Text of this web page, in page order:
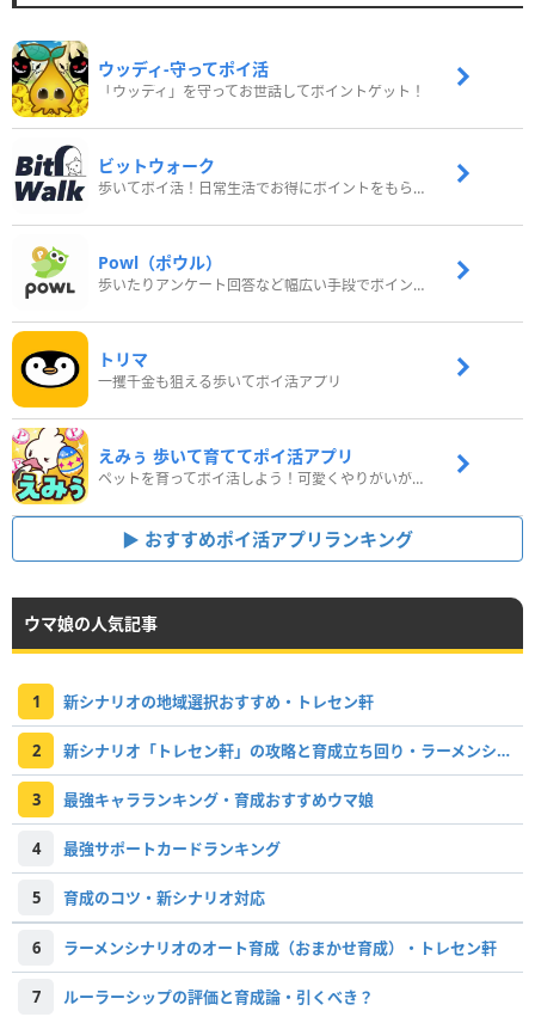
ウッディ‐守ってポイ活
「ウッディ」を守ってお世話してポイントゲット！
ビットウォーク
歩いてポイ活！日常生活でお得にポイントをもらおう
Powl（ポウル）
歩いたりアンケート回答など幅広い手段でポイントをゲット
トリマ
一攫千金も狙える歩いてポイ活アプリ
えみぅ 歩いて育ててポイ活アプリ
ペットを育ってポイ活しよう！可愛くやりがいがある新感覚アプリ
おすすめポイ活アプリランキング
ウマ娘の人気記事
1 新シナリオの地域選択おすすめ・トレセン軒
2 新シナリオ「トレセン軒」の攻略と育成立ち回り・ラーメンシナリオ
3 最強キャラランキング・育成おすすめウマ娘
4 最強サポートカードランキング
5 育成のコツ・新シナリオ対応
6 ラーメンシナリオのオート育成（おまかせ育成）・トレセン軒
7 ルーラーシップの評価と育成論・引くべき？